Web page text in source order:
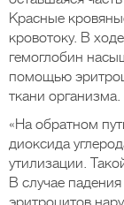
Красные
кровотоку. В
гемоглобин
помощью
ткани организма.
«На обратном
диоксида
утилизации.
В случае